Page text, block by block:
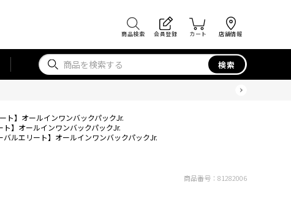
商品検索 会員登録 カート 店舗情報
検索
ト】オールインワンバックパックJr.
ト】オールインワンバックパックJr.
バルエリート】オールインワンバックパックJr.
商品番号： 81282006